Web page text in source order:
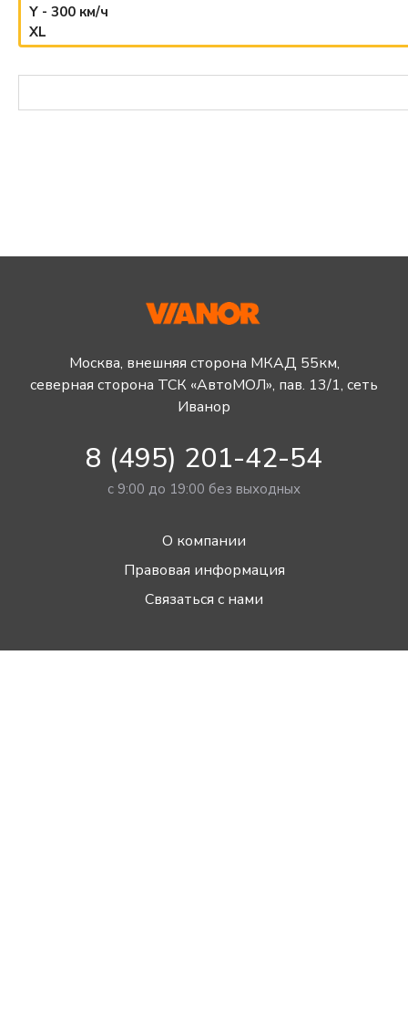
Y - 300 км/ч
XL
Москва, внешняя сторона МКАД 55км,
северная сторона ТСК «АвтоМОЛ», пав. 13/1, сеть
Иванор
8 (495) 201-42-54
с 9:00 до 19:00 без выходных
О компании
Правовая информация
Связаться с нами